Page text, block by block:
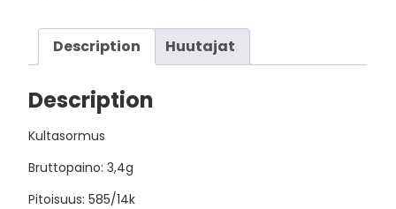
Description Huutajat
Description
Kultasormus
Bruttopaino: 3,4g
Pitoisuus: 585/14k